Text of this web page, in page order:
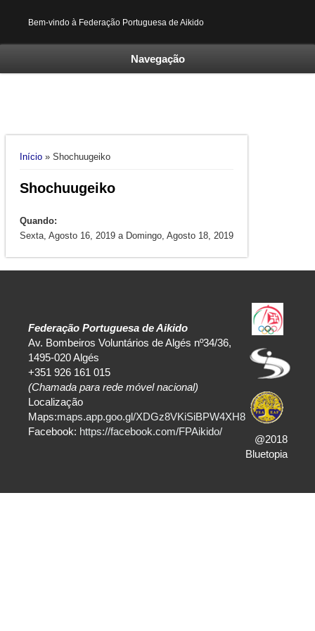
Bem-vindo à Federação Portuguesa de Aikido
Navegação
Está aqui
Início» Shochuugeiko
Shochuugeiko
Quando:
Sexta, Agosto 16, 2019a Domingo, Agosto 18, 2019
Federação Portuguesa de Aikido
Av. Bombeiros Voluntários de Algés nº34/36,
1495-020 Algés
+351 926 161 015
(Chamada para rede móvel nacional)
Localização
Maps:maps.app.goo.gl/XDGz8VKiSiBPW4XH8
Facebook: https://facebook.com/FPAikido/
@2018
Bluetopia